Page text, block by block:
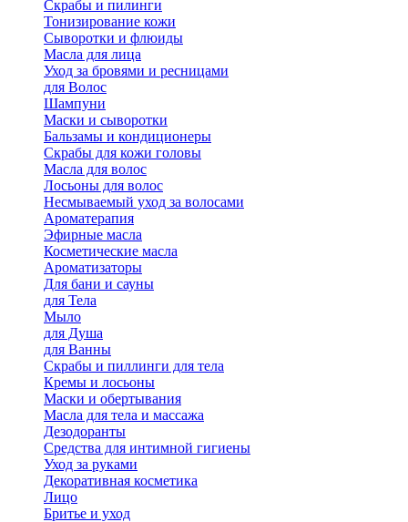
Скрабы и пилинги
Тонизирование кожи
Сыворотки и флюиды
Масла для лица
Уход за бровями и ресницами
для Волос
Шампуни
Маски и сыворотки
Бальзамы и кондиционеры
Скрабы для кожи головы
Масла для волос
Лосьоны для волос
Несмываемый уход за волосами
Ароматерапия
Эфирные масла
Косметические масла
Ароматизаторы
Для бани и сауны
для Тела
Мыло
для Душа
для Ванны
Скрабы и пиллинги для тела
Кремы и лосьоны
Маски и обертывания
Масла для тела и массажа
Дезодоранты
Средства для интимной гигиены
Уход за руками
Декоративная косметика
Лицо
Бритье и уход